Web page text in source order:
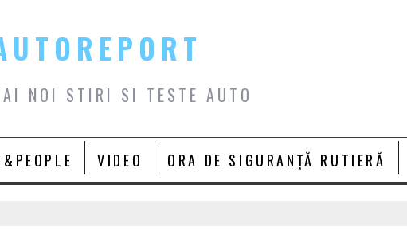
NOI STIRI SI TESTE AUTO
VIDEO ORA DE SIGURANȚĂ RUTIERĂ